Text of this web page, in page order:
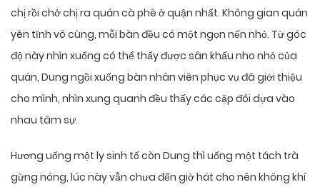
chị rồi chở chị ra quán cà phê ở quận nhất. Không gian quán
yên tĩnh vô cùng, mỗi bàn đều có một ngọn nến nhỏ. Từ góc
độ này nhìn xuống có thể thấy được sân khấu nho nhỏ của
quán, Dung ngồi xuống bàn nhân viên phục vụ đã giới thiệu
cho mình, nhìn xung quanh đều thấy các cặp đôi dựa vào
nhau tâm sự.
Hương uống một ly sinh tố còn Dung thì uống một tách trà
gừng nóng, lúc này vẫn chưa đến giờ hát cho nên không khí